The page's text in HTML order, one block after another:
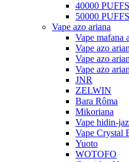
40000 PUFFS
50000 PUFFS
Vape azo ariana
Vape mafana
Vape azo
Vape azo
Vape azo
JNR
ZELWIN
Bara Rôma
Mikoriana
Vape hidin-
Vape Crystal
Yuoto
WOTOFO